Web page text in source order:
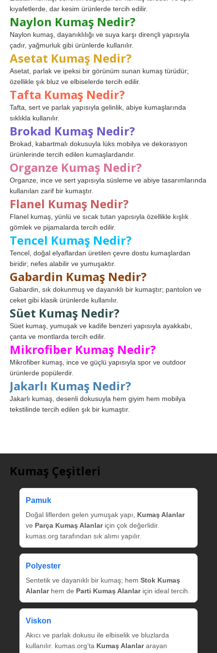
kıyafetlerde, dar kesim ürünlerde tercih edilir.
Naylon Kumaş Nedir?
Naylon kumaş, dayanıklılığı ve suya karşı dirençli yapısıyla
çadır, yağmurluk gibi ürünlerde kullanılır.
Asetat Kumaş Nedir?
Asetat, parlak ve ipeksi bir görünüm sunan kumaş türüdür;
özellikle şık bluz ve elbiselerde tercih edilir.
Tafta Kumaş Nedir?
Tafta, sert ve parlak yapısıyla gelinlik, abiye kumaşlarında
sıklıkla kullanılır.
Brokad Kumaş Nedir?
Brokad, kabartmalı dokusuyla lüks mobilya ve dekorasyon
ürünlerinde tercih edilen kumaşlardandır.
Organze Kumaş Nedir?
Organze, ince ve sert yapısıyla süsleme ve abiye tasarımlarında
kullanılan zarif bir kumaştır.
Flanel Kumaş Nedir?
Flanel kumaş, yünlü ve sıcak tutan yapısıyla özellikle kışlık
gömlek ve pijamalarda tercih edilir.
Tencel Kumaş Nedir?
Tencel, doğal elyaflardan üretilen çevre dostu kumaşlardan
biridir; nefes alabilir ve yumuşaktır.
Gabardin Kumaş Nedir?
Gabardin, sık dokunmuş ve dayanıklı bir kumaştır; pantolon ve
ceket gibi klasik ürünlerde kullanılır.
Süet Kumaş Nedir?
Süet kumaş, yumuşak ve kadife benzeri yapısıyla ayakkabı,
çanta ve montlarda tercih edilir.
Mikrofiber Kumaş Nedir?
Mikrofiber kumaş, ince ve güçlü yapısıyla spor ve outdoor
ürünlerde popülerdir.
Jakarlı Kumaş Nedir?
Jakarlı kumaş, desenli dokusuyla hem giyim hem mobilya
tekstilinde tercih edilen şık bir kumaştır.
Kumaş Çeşitleri
Pamuk
Doğal liflerden gelen yumuşak yapı, Kumaş Alanlar
ve Parça Kumaş Alanlariçin çok değerlidir.
kumas.org tarafından sık alımı yapılır.
Polyester
Sentetik ve dayanıklı bir kumaş; hem Stok Kumaş
Alanlarhem de Parti Kumaş Alanlariçin ideal tercih.
Viskon
Akıcı ve parlak dokusu ile elbiselik ve bluzlarda
kullanılır. kumas.org’ta Kumaş Alanlararayan